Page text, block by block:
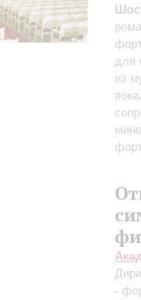
для
из
-